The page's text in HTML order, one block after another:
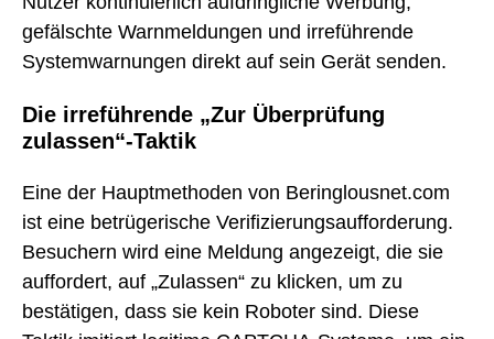
gefälschte Warnmeldungen und irreführende
Systemwarnungen direkt auf sein Gerät senden.
Die irreführende „Zur Überprüfung
zulassen“-Taktik
Eine der Hauptmethoden von Beringlousnet.com
ist eine betrügerische Verifizierungsaufforderung.
Besuchern wird eine Meldung angezeigt, die sie
auffordert, auf „Zulassen“ zu klicken, um zu
bestätigen, dass sie kein Roboter sind. Diese